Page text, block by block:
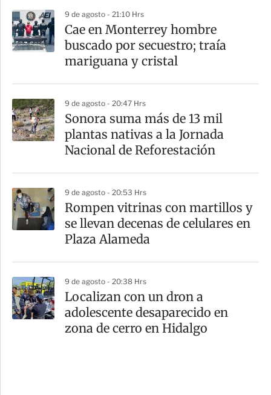
r
9 de agosto - 21:10 Hrs
Cae en Monterrey hombre
buscado por secuestro; traía
mariguana y cristal
9 de agosto - 20:47 Hrs
Sonora suma más de 13 mil
plantas nativas a la Jornada
Nacional de Reforestación
9 de agosto - 20:53 Hrs
Rompen vitrinas con martillos y
se llevan decenas de celulares en
Plaza Alameda
9 de agosto - 20:38 Hrs
Localizan con un dron a
adolescente desaparecido en
zona de cerro en Hidalgo